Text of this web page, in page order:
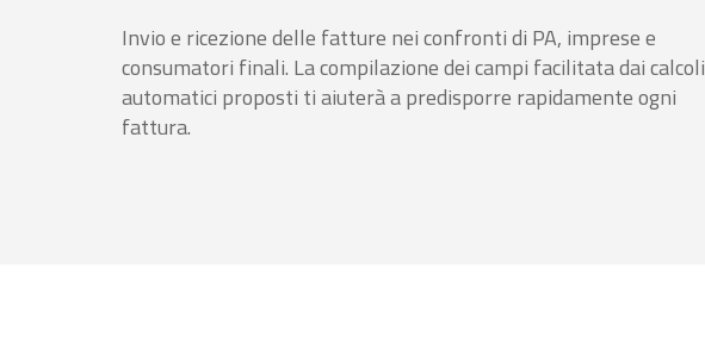
Invio e ricezione delle fatture nei confronti di PA, imprese e
consumatori finali. La compilazione dei campi facilitata dai calcoli
automatici proposti ti aiuterà a predisporre rapidamente ogni
fattura.